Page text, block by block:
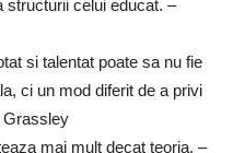
structurii celui educat. –
si talentat poate sa nu fie
ci un mod diferit de a privi
Grassley
mai mult decat teoria. –